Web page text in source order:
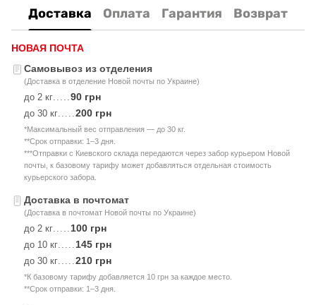
Доставка Оплата Гарантия Возврат
НОВАЯ ПОЧТА
Самовывоз из отделения
(Доставка в отделение Новой почты по Украине)
до 2 кг.....90 грн
до 30 кг.....200 грн
*Максимальный вес отправления — до 30 кг.
**Срок отправки: 1–3 дня.
***Отправки с Киевского склада передаются через забор курьером Новой
почты, к базовому тарифу может добавляться отдельная стоимость
курьерского забора.
Доставка в почтомат
(Доставка в почтомат Новой почты по Украине)
до 2 кг..... 100 грн
до 10 кг..... 145 грн
до 30 кг.....210 грн
*К базовому тарифу добавляется 10 грн за каждое место.
**Срок отправки: 1–3 дня.